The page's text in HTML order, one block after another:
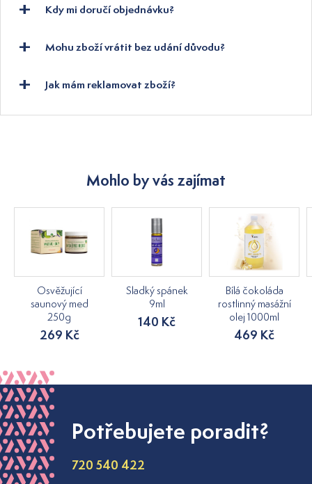
Kdy mi doručí objednávku?
Mohu zboží vrátit bez udání důvodu?
Jak mám reklamovat zboží?
Mohlo by vás zajímat
Osvěžující
saunový med
250g
269 Kč
Sladký spánek
9ml
140 Kč
Bílá čokoláda
rostlinný masážní
olej 1000ml
469 Kč
Potřebujete poradit?
720 540 422